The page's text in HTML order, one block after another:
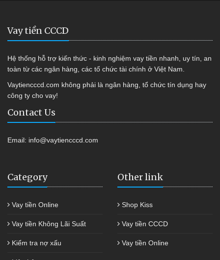
Vay tiền CCCD
Hệ thống hỗ trợ kiến thức - kinh nghiệm vay tiền nhanh, uy tín, an
toàn từ các ngân hàng, các tổ chức tài chính ở Việt Nam.
Vaytiencccd.com không phải là ngân hàng, tổ chức tín dụng hay
công ty cho vay!
Contact Us
Email: info@vaytiencccd.com
Category
Vay tiền Online
Vay tiền Không Lãi Suất
Kiểm tra nợ xấu
Other link
Shop Kiss
Vay tiền CCCD
Vay tiền Online